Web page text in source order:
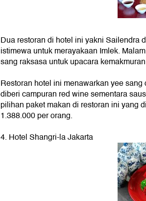
Dua restoran di hotel ini yakni Sailendra
istimewa untuk merayakaan Imlek.
sang raksasa untuk upacara
Restoran hotel ini menawarkan yee
diberi campuran red wine sementara
pilihan paket makan di restoran ini yang
1.388.000 per orang.
4. Hotel Shangri-la Jakarta